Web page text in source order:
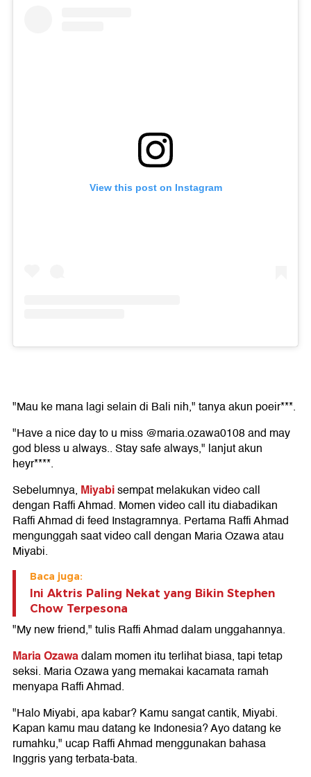
View this post on Instagram
"Mau ke mana lagi selain di Bali nih," tanya akun poeir***.
"Have a nice day to u miss @maria.ozawa0108 and may
god bless u always.. Stay safe always," lanjut akun
heyr****.
Sebelumnya, Miyabisempat melakukan video call
dengan Raffi Ahmad. Momen video call itu diabadikan
Raffi Ahmad di feed Instagramnya. Pertama Raffi Ahmad
mengunggah saat video call dengan Maria Ozawa atau
Miyabi.
Baca juga:
Ini Aktris Paling Nekat yang Bikin Stephen
Chow Terpesona
"My new friend," tulis Raffi Ahmad dalam unggahannya.
Maria Ozawadalam momen itu terlihat biasa, tapi tetap
seksi. Maria Ozawa yang memakai kacamata ramah
menyapa Raffi Ahmad.
"Halo Miyabi, apa kabar? Kamu sangat cantik, Miyabi.
Kapan kamu mau datang ke Indonesia? Ayo datang ke
rumahku," ucap Raffi Ahmad menggunakan bahasa
Inggris yang terbata-bata.